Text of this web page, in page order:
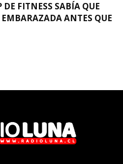
FITNESS SABÍA QUE
EMBARAZADA ANTES QUE